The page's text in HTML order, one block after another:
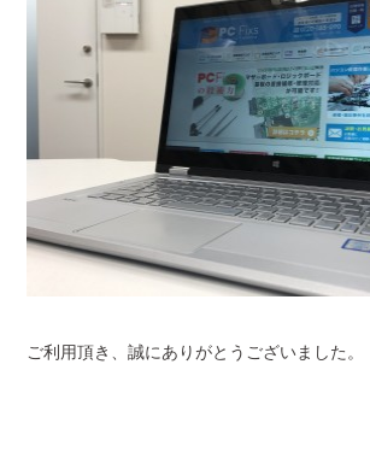
ご利用頂き、誠にありがとうございました。